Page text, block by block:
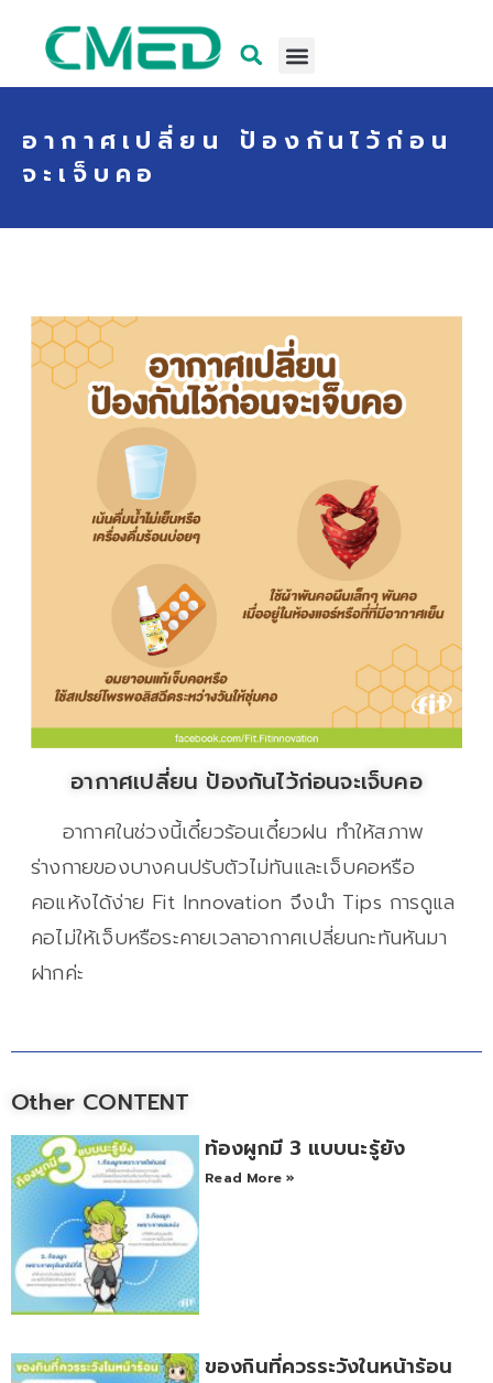
อากาศเปลี่ยน ป้องกันไว้ก่อน
จะเจ็บคอ
อากาศเปลี่ยน ป้องกันไว้ก่อนจะเจ็บคอ
อากาศในช่วงนี้เดี๋ยวร้อนเดี๋ยวฝน ทำให้สภาพ
ร่างกายของบางคนปรับตัวไม่ทันและเจ็บคอหรือ
คอแห้งได้ง่าย Fit Innovation จึงนำ Tips การดูแล
คอไม่ให้เจ็บหรือระคายเวลาอากาศเปลี่ยนกะทันหันมา
ฝากค่ะ
Other CONTENT
ท้องผูกมี 3 แบบนะรู้ยัง
Read More »
ของกินที่ควรระวังในหน้าร้อน